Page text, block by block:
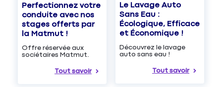
Perfectionnez votre
conduite avec nos
stages offerts par
la Matmut !
Offre réservée aux
sociétaires Matmut.
Tout savoir
Le Lavage Auto
Sans Eau :
Écologique, Efficace
et Économique !
Découvrez le lavage
auto sans eau !
Tout savoir